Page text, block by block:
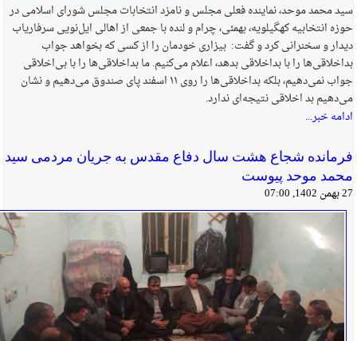
سید محمد موحد، نماینده فعلی مجلس و نامزد انتخابات مجلس شورای اسلامی در
حوزه انتخابیه کهگیلویه، بهمئی، چرام و لنده با جمعی از اهالی ایل‌نویی سرفاریاب
دیدار و سخنرانی کرد و گفت: بیزاری خودمان را از کسی که بخواهد جواب
بداخلاقی‌ها را با بداخلاقی بدهد، اعلام می‌کنیم. ما بداخلاقی‌ها را با بی‌اخلاقی
جواب نمی‌دهیم، بلکه بداخلاقی‌ها را روی ۱۱ اسفند پای صندوق می‌دهیم و نشان
می‌دهیم بد اخلاقی نتیجه‌ای ندارد.
ادامه خبر...
فرمانده شجاع هشت سال دفاع مقدس به جریان مردمی سید
محمد موحد پیوست
27 بهمن 1402, 07:00